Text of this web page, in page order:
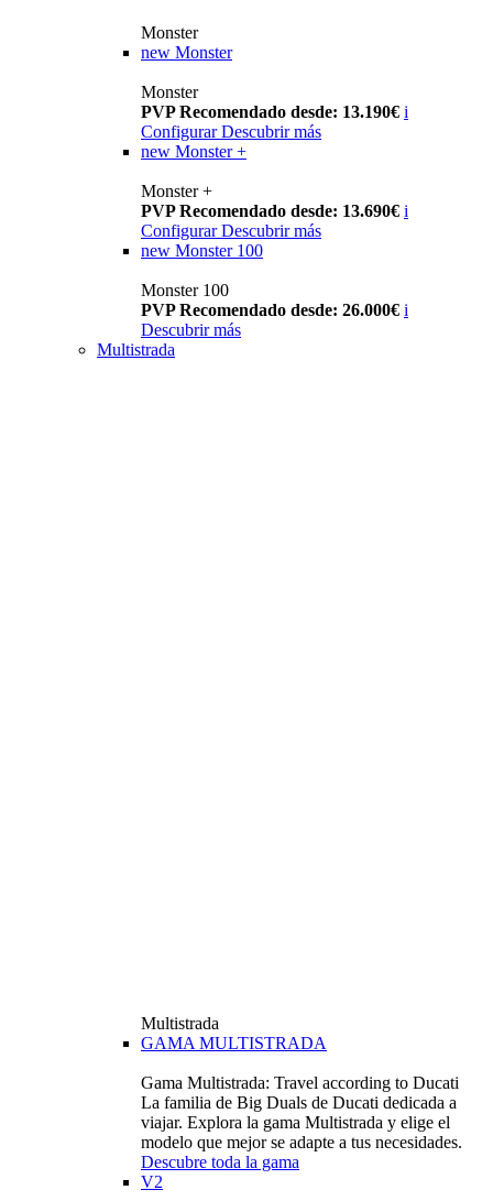
Monster
new Monster
Monster
PVP Recomendado desde: 13.190€ i
Configurar Descubrir más
new Monster +
Monster +
PVP Recomendado desde: 13.690€ i
Configurar Descubrir más
new Monster 100
Monster 100
PVP Recomendado desde: 26.000€ i
Descubrir más
Multistrada
Multistrada
GAMA MULTISTRADA
Gama Multistrada: Travel according to Ducati
La familia de Big Duals de Ducati dedicada a
viajar. Explora la gama Multistrada y elige el
modelo que mejor se adapte a tus necesidades.
Descubre toda la gama
V2